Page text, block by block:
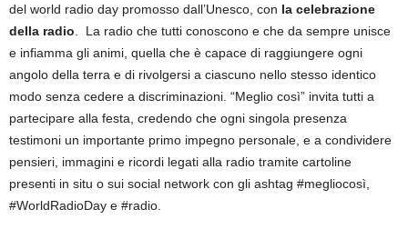
del world radio day promosso dall’Unesco, con la celebrazione
della radio . La radio che tutti conoscono e che da sempre unisce
e infiamma gli animi, quella che è capace di raggiungere ogni
angolo della terra e di rivolgersi a ciascuno nello stesso identico
modo senza cedere a discriminazioni. “Meglio così” invita tutti a
partecipare alla festa, credendo che ogni singola presenza
testimoni un importante primo impegno personale, e a condividere
pensieri, immagini e ricordi legati alla radio tramite cartoline
presenti in situ o sui social network con gli ashtag #megliocosì,
#WorldRadioDay e #radio.